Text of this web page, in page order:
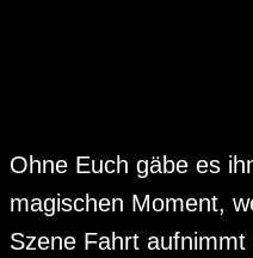
Ohne Euch gäbe es
magischen Moment,
Szene Fahrt aufnimmt